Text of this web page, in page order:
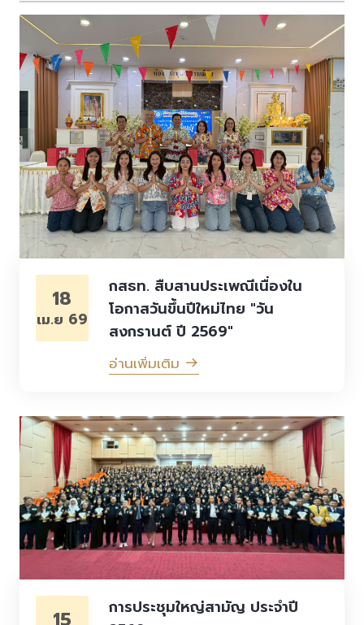
18
เม.ย 69
กสธท. สืบสานประเพณีเนื่องใน
โอกาสวันขึ้นปีใหม่ไทย "วัน
สงกรานต์ ปี 2569"
อ่านเพิ่มเติม
การประชุมใหญ่สามัญ ประจำปี